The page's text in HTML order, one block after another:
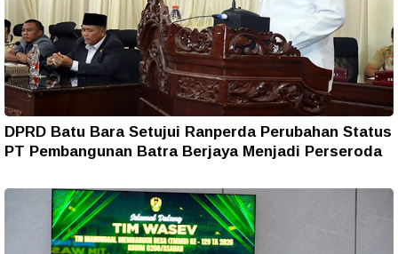
DPRD Batu Bara Setujui Ranperda Perubahan Status
PT Pembangunan Batra Berjaya Menjadi Perseroda